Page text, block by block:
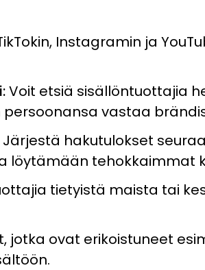
Instagramin ja
:Voit etsiä sisällöntuottajia
vastaa
Järjestä hakutulokset
löytämään tehokkaimmat
tietyistä maista tai
jotka ovat erikoistuneet